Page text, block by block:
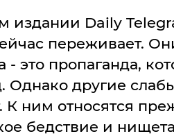
издании Daily
переживает.
- это пропаганда,
Однако другие
К ним относятся
бедствие и